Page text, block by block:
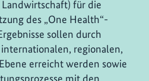
für die
des „One Health“-
sollen durch
regionalen,
erreicht werden sowie